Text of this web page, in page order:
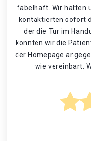
fabelhaft. Wir hatten
kontaktierten sofort
der die Tür im
konnten wir die
der Homepage
wie vereinbart.